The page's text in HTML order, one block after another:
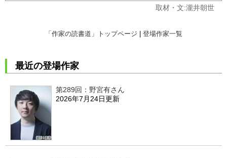
取材・文:瀧井朝世
「作家の読書道」トップページ | 登場作家一覧
最近の登場作家
第289回：野宮有さん
2026年7月24日更新